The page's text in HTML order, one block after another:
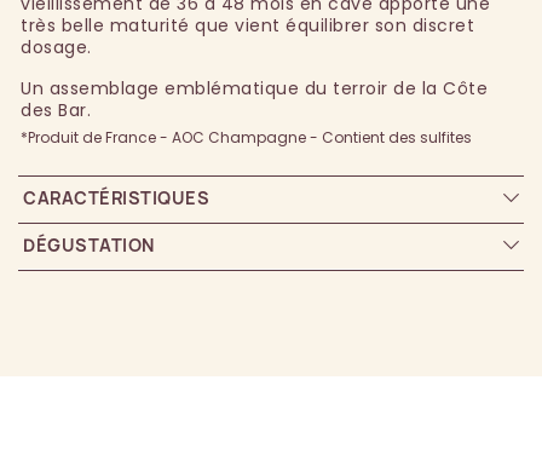
très belle maturité que vient équilibrer son discret
dosage.
Un assemblage emblématique du terroir de la Côte
des Bar.
*Produit de France - AOC Champagne - Contient des sulfites
CARACTÉRISTIQUES
DÉGUSTATION